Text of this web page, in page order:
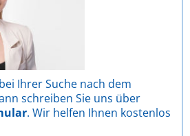
Ihrer Suche nach dem
schreiben Sie uns über
. Wir helfen Ihnen kostenlos